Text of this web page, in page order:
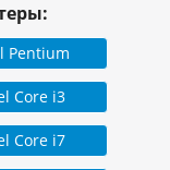
Pentium
Core i3
Core i7